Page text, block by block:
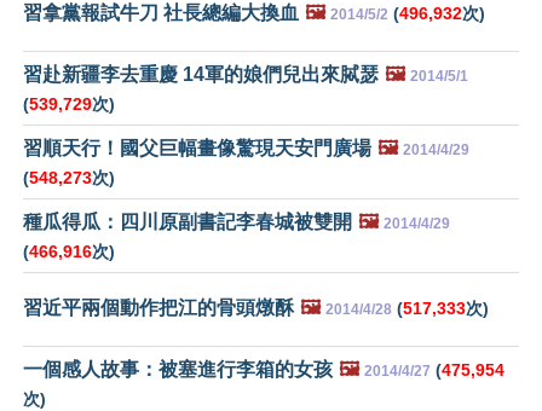
習拿黨報試牛刀 社長總編大換血 🖼️ 2014/5/2 (496,932次)
習赴新疆李去重慶 14軍的娘們兒出來脦瑟 🖼️ 2014/5/1
(539,729次)
習順天行！國父巨幅畫像驚現天安門廣場 🖼️ 2014/4/29
(548,273次)
種瓜得瓜：四川原副書記李春城被雙開 🖼️ 2014/4/29
(466,916次)
習近平兩個動作把江的骨頭燉酥 🖼️ 2014/4/28 (517,333次)
一個感人故事：被塞進行李箱的女孩 🖼️ 2014/4/27 (475,954
次)